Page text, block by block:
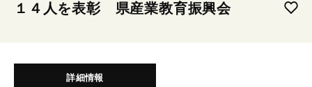
１４人を表彰 県産業教育振興会
詳細情報